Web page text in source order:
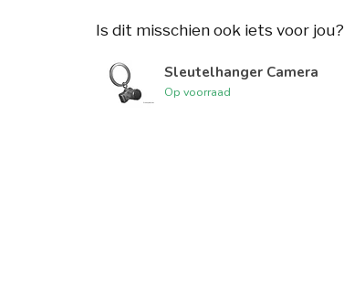
Is dit misschien ook iets voor jou?
Sleutelhanger Camera
Op voorraad